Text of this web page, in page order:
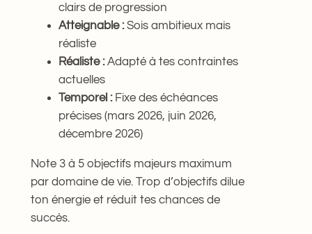
clairs de progression
Atteignable :Sois ambitieux mais
réaliste
Réaliste :Adapté à tes contraintes
actuelles
Temporel :Fixe des échéances
précises (mars 2026, juin 2026,
décembre 2026)
Note 3 à 5 objectifs majeurs maximum
par domaine de vie. Trop d’objectifs dilue
ton énergie et réduit tes chances de
succès.